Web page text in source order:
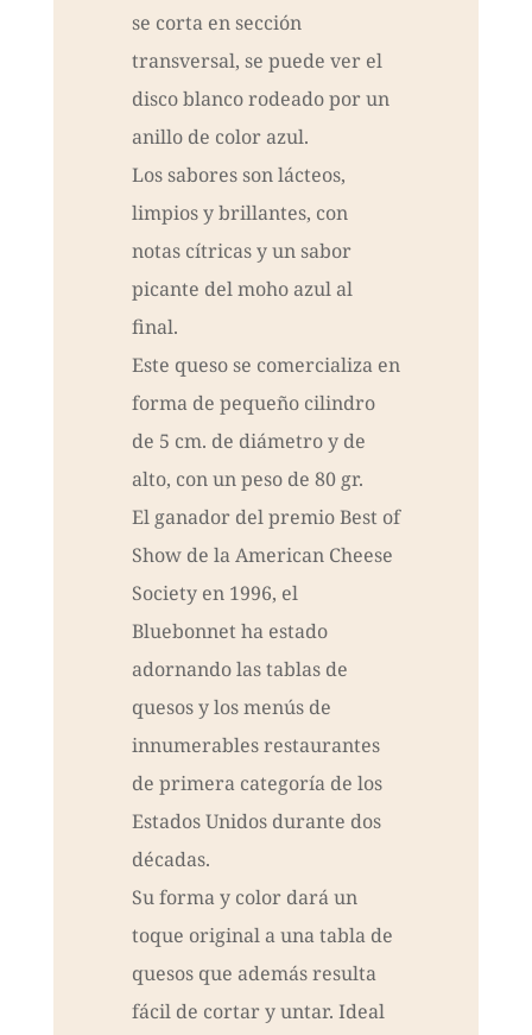
se corta en sección
transversal, se puede ver el
disco blanco rodeado por un
anillo de color azul.
Los sabores son lácteos,
limpios y brillantes, con
notas cítricas y un sabor
picante del moho azul al
final.
Este queso se comercializa en
forma de pequeño cilindro
de 5 cm. de diámetro y de
alto, con un peso de 80 gr.
El ganador del premio Best of
Show de la American Cheese
Society en 1996, el
Bluebonnet ha estado
adornando las tablas de
quesos y los menús de
innumerables restaurantes
de primera categoría de los
Estados Unidos durante dos
décadas.
Su forma y color dará un
toque original a una tabla de
quesos que además resulta
fácil de cortar y untar. Ideal